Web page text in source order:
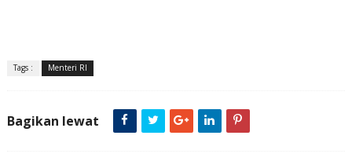
Tags : Menteri RI
Bagikan lewat